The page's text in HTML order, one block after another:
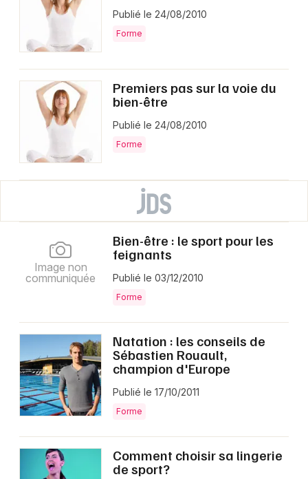
Publié le 24/08/2010
Forme
Premiers pas sur la voie du
bien-être
Publié le 24/08/2010
Forme
Bien-être : le sport pour les
feignants
Publié le 03/12/2010
Forme
Image non
communiquée
Natation : les conseils de
Sébastien Rouault,
champion d'Europe
Publié le 17/10/2011
Forme
Comment choisir sa lingerie
de sport?